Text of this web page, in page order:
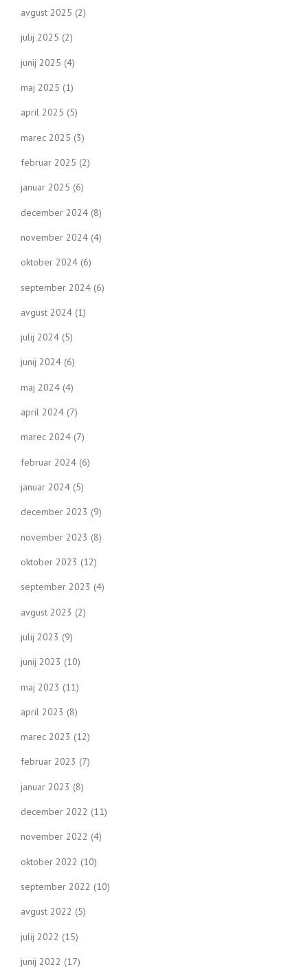
avgust 2025 (2)
julij 2025 (2)
junij 2025 (4)
maj 2025 (1)
april 2025 (5)
marec 2025 (3)
februar 2025 (2)
januar 2025 (6)
december 2024 (8)
november 2024 (4)
oktober 2024 (6)
september 2024 (6)
avgust 2024 (1)
julij 2024 (5)
junij 2024 (6)
maj 2024 (4)
april 2024 (7)
marec 2024 (7)
februar 2024 (6)
januar 2024 (5)
december 2023 (9)
november 2023 (8)
oktober 2023 (12)
september 2023 (4)
avgust 2023 (2)
julij 2023 (9)
junij 2023 (10)
maj 2023 (11)
april 2023 (8)
marec 2023 (12)
februar 2023 (7)
januar 2023 (8)
december 2022 (11)
november 2022 (4)
oktober 2022 (10)
september 2022 (10)
avgust 2022 (5)
julij 2022 (15)
junij 2022 (17)